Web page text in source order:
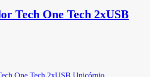
Tech One Tech 2xUSB